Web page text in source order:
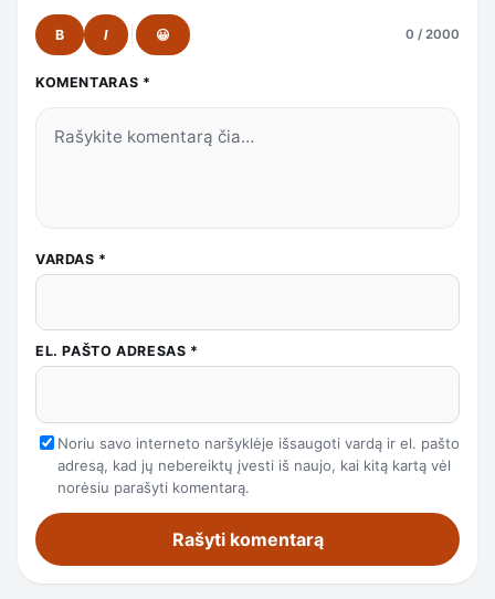
B I 😀 0 / 2000
KOMENTARAS *
VARDAS *
EL. PAŠTO ADRESAS *
Noriu savo interneto naršyklėje išsaugoti vardą ir el. pašto
adresą, kad jų nebereiktų įvesti iš naujo, kai kitą kartą vėl
norėsiu parašyti komentarą.